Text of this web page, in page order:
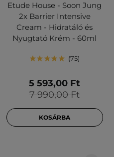
Etude House - Soon Jung
2x Barrier Intensive
Cream - Hidratáló és
Nyugtató Krém - 60ml
75
7 990,00 Ft
5 593,00 Ft
KOSÁRBA